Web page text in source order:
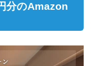
分のAmazon